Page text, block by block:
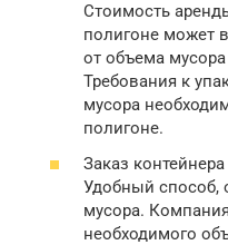
Стоимость
полигоне может
от объема
Требования к
мусора
полигоне.
Заказ
Удобный способ,
мусора.
необходимого